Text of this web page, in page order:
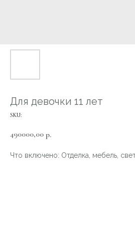
Для девочки 11 лет
SKU:
490000,00 р.
Что включено: Отделка, мебель,